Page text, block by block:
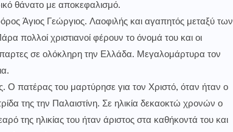
θάνατο με αποκεφαλισμό.
Άγιος Γεώργιος. Λαοφιλής και αγαπητός μεταξύ των
πολλοί χριστιανοί φέρουν το όνομά του και οι
σε ολόκληρη την Ελλάδα. Μεγαλομάρτυρα τον
Ο πατέρας του μαρτύρησε για τον Χριστό, όταν ήταν ο
της την Παλαιστίνη. Σε ηλικία δεκαοκτώ χρονών ο
της ηλικίας του ήταν άριστος στα καθήκοντά του και